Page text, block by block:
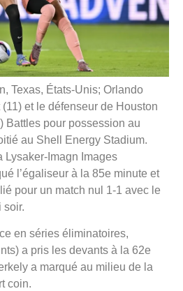
Texas, États-Unis; Orlando
et le défenseur de Houston
Battles pour possession au
au Shell Energy Stadium.
Lysaker-Imagn Images
l’égaliseur à la 85e minute et
pour un match nul 1-1 avec le
soir.
en séries éliminatoires,
a pris les devants à la 62e
a marqué au milieu de la
coin.